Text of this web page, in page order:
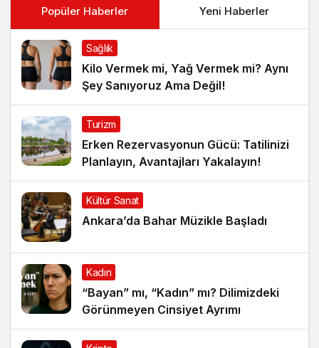
Popüler Haberler Yeni Haberler
Sağlık
Kilo Vermek mi, Yağ Vermek mi? Aynı
Şey Sanıyoruz Ama Değil!
Turizm
Erken Rezervasyonun Gücü: Tatilinizi
Planlayın, Avantajları Yakalayın!
Kültür Sanat
Ankara’da Bahar Müzikle Başladı
Kadın
“Bayan” mı, “Kadın” mı? Dilimizdeki
Görünmeyen Cinsiyet Ayrımı